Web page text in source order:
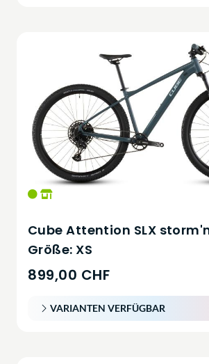
Cube Attention SLX
Größe: XS
899,00 CHF
VARIANTEN VERFÜGBAR